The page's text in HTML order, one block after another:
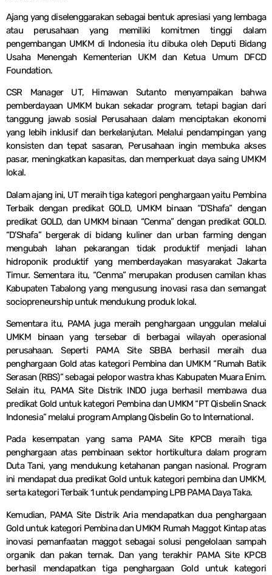
Ajang yang diselenggarakan sebagai bentuk apresiasi yang lembaga
atau perusahaan yang memiliki komitmen tinggi dalam
pengembangan UMKM di Indonesia itu dibuka oleh Deputi Bidang
Usaha Menengah Kementerian UKM dan Ketua Umum DFCD
Foundation.
CSR Manager UT, Himawan Sutanto menyampaikan bahwa
pemberdayaan UMKM bukan sekadar program, tetapi bagian dari
tanggung jawab sosial Perusahaan dalam menciptakan ekonomi
yang lebih inklusif dan berkelanjutan. Melalui pendampingan yang
konsisten dan tepat sasaran, Perusahaan ingin membuka akses
pasar, meningkatkan kapasitas, dan memperkuat daya saing UMKM
lokal.
Dalam ajang ini, UT meraih tiga kategori penghargaan yaitu Pembina
Terbaik dengan predikat GOLD, UMKM binaan “D’Shafa” dengan
predikat GOLD, dan UMKM binaan “Cenma” dengan predikat GOLD.
“D’Shafa” bergerak di bidang kuliner dan urban farming dengan
mengubah lahan pekarangan tidak produktif menjadi lahan
hidroponik produktif yang memberdayakan masyarakat Jakarta
Timur. Sementara itu, “Cenma” merupakan produsen camilan khas
Kabupaten Tabalong yang mengusung inovasi rasa dan semangat
sociopreneurship untuk mendukung produk lokal.
Sementara itu, PAMA juga meraih penghargaan unggulan melalui
UMKM binaan yang tersebar di berbagai wilayah operasional
perusahaan. Seperti PAMA Site SBBA berhasil meraih dua
penghargaan Gold atas kategori Pembina dan UMKM “Rumah Batik
Serasan (RBS)” sebagai pelopor wastra khas Kabupaten Muara Enim.
Selain itu, PAMA Site Distrik INDO juga berhasil membawa dua
predikat Gold untuk kategori Pembina dan UMKM “PT Qisbelin Snack
Indonesia” melalui program Amplang Qisbelin Go to International.
Pada kesempatan yang sama PAMA Site KPCB meraih tiga
penghargaan atas pembinaan sektor hortikultura dalam program
Duta Tani, yang mendukung ketahanan pangan nasional. Program
ini mendapat dua predikat Gold untuk kategori pembina dan UMKM,
serta kategori Terbaik 1 untuk pendamping LPB PAMA Daya Taka.
Kemudian, PAMA Site Distrik Aria mendapatkan dua penghargaan
Gold untuk kategori Pembina dan UMKM Rumah Maggot Kintap atas
inovasi pemanfaatan maggot sebagai solusi pengelolaan sampah
organik dan pakan ternak. Dan yang terakhir PAMA Site KPCB
berhasil mendapatkan tiga penghargaan Gold untuk kategori